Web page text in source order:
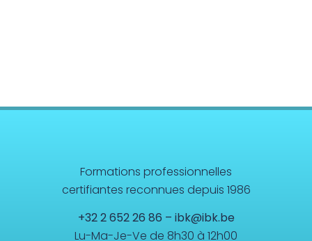
Formations professionnelles
certifiantes reconnues depuis 1986
+32 2 652 26 86 – ibk@ibk.be
Lu-Ma-Je-Ve de 8h30 à 12h00